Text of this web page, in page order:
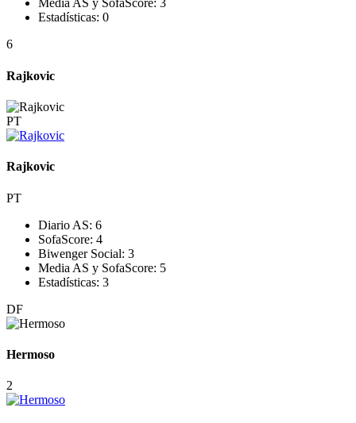
Media AS y SofaScore: 3
Estadísticas: 0
6
Rajkovic
PT
Rajkovic
PT
Diario AS: 6
SofaScore: 4
Biwenger Social: 3
Media AS y SofaScore: 5
Estadísticas: 3
DF
Hermoso
2